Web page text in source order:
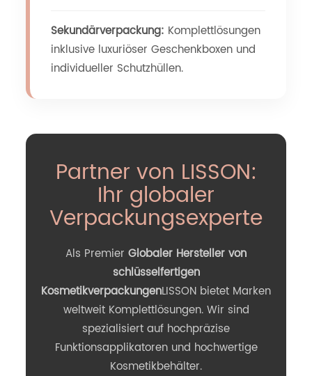
Sekundärverpackung: Komplettlösungen
inklusive luxuriöser Geschenkboxen und
individueller Schutzhüllen.
Partner von LISSON:
Ihr globaler
Verpackungsexperte
Als Premier Globaler Hersteller von
schlüsselfertigen
KosmetikverpackungenLISSON bietet Marken
weltweit Komplettlösungen. Wir sind
spezialisiert auf hochpräzise
Funktionsapplikatoren und hochwertige
Kosmetikbehälter.